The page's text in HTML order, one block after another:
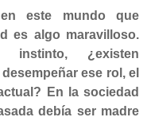
este mundo que
es algo maravilloso.
¿existen
ese rol, el
En la sociedad
debía ser madre